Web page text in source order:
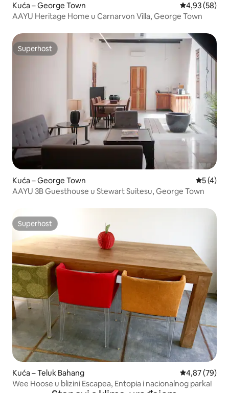
Kuća – George Town Prosječna
4,93 (58)
AAYU Heritage Home u Carnarvon Villa, George Town
Superhost
Superhost
Kuća – George Town
5 (4)
AAYU 3B Guesthouse u Stewart Suitesu, George Town
Superhost
Superhost
Kuća – Teluk Bahang Prosječna
4,87 (79)
Wee Hoose u blizini Escapea, Entopia i nacionalnog parka!